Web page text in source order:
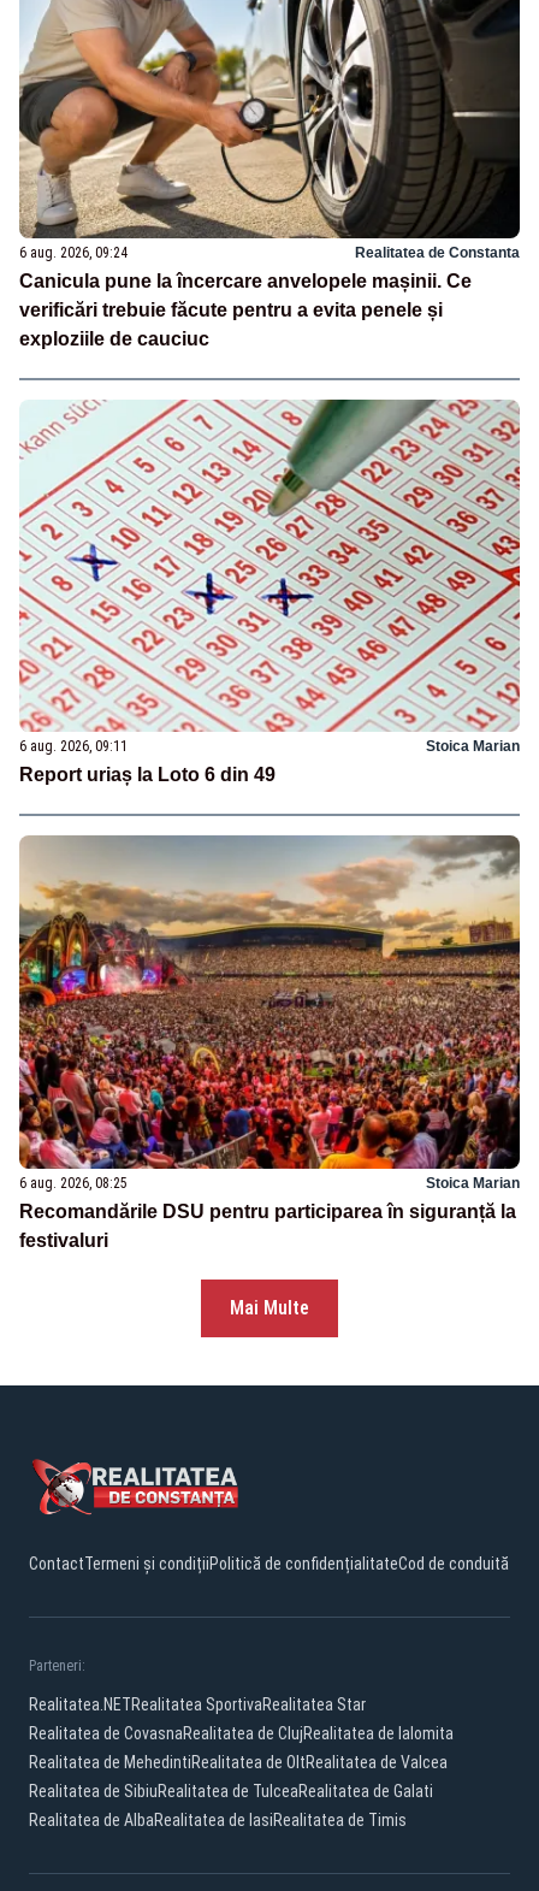
6 aug. 2026, 09:24 Realitatea de Constanta
Canicula pune la încercare anvelopele mașinii. Ce
verificări trebuie făcute pentru a evita penele și
exploziile de cauciuc
6 aug. 2026, 09:11 Stoica Marian
Report uriaș la Loto 6 din 49
6 aug. 2026, 08:25 Stoica Marian
Recomandările DSU pentru participarea în siguranță la
festivaluri
Mai Multe
ContactTermeni și condițiiPolitică de confidențialitateCod de conduită
Parteneri:
Realitatea.NETRealitatea SportivaRealitatea Star
Realitatea de CovasnaRealitatea de ClujRealitatea de Ialomita
Realitatea de MehedintiRealitatea de OltRealitatea de Valcea
Realitatea de SibiuRealitatea de TulceaRealitatea de Galati
Realitatea de AlbaRealitatea de IasiRealitatea de Timis